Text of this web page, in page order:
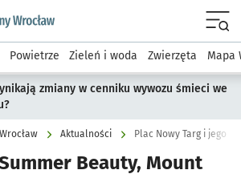
wroclaw.pl podserwis: Środowisko we
Powietrze Zieleń i woda Zwierzęta Mapa
zmiany w cenniku wywozu śmieci we
Aktualności Plac Nowy Targ i jego
Beauty, Mount